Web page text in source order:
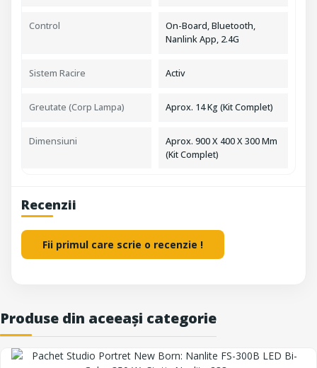
Control
On-Board, Bluetooth,
Nanlink App, 2.4G
Sistem Racire Activ
Greutate (Corp Lampa) Aprox. 14 Kg (Kit Complet)
Dimensiuni
Aprox. 900 X 400 X 300 Mm
(Kit Complet)
Recenzii
Fii primul care scrie o recenzie !
Produse din aceeași categorie